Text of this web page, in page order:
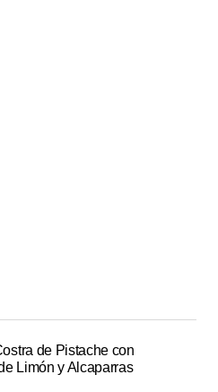
de Pistache con
Limón y Alcaparras